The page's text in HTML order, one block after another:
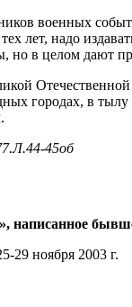
военных
лет, надо
в целом дают
городах, в
45об
написанное
29 ноября 2003 г.